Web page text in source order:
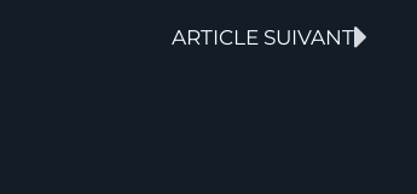
ARTICLE SUIVANT